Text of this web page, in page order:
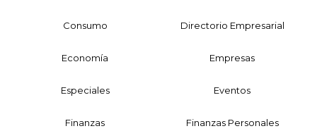
Consumo Directorio Empresarial
Economía Empresas
Especiales Eventos
Finanzas Finanzas Personales